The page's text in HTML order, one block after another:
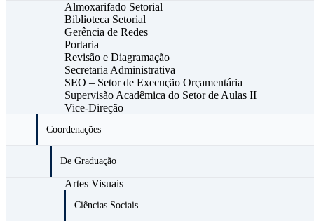
Almoxarifado Setorial
Biblioteca Setorial
Gerência de Redes
Portaria
Revisão e Diagramação
Secretaria Administrativa
SEO – Setor de Execução Orçamentária
Supervisão Acadêmica do Setor de Aulas II
Vice-Direção
Coordenações
De Graduação
Artes Visuais
Ciências Sociais